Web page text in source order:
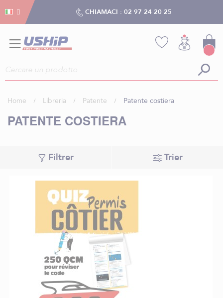
CHIAMACI : 02 97 24 20 25
Home Libreria Patente Patente costiera
PATENTE COSTIERA
Filtrer Trier
Gestion dei cookies
Gestion dei cookies